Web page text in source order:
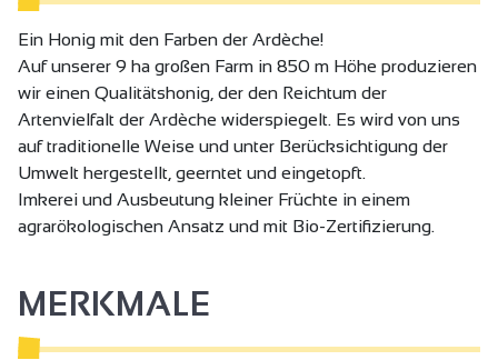
Ein Honig mit den Farben der Ardèche!
Auf unserer 9 ha großen Farm in 850 m Höhe produzieren
wir einen Qualitätshonig, der den Reichtum der
Artenvielfalt der Ardèche widerspiegelt. Es wird von uns
auf traditionelle Weise und unter Berücksichtigung der
Umwelt hergestellt, geerntet und eingetopft.
Imkerei und Ausbeutung kleiner Früchte in einem
agrarökologischen Ansatz und mit Bio-Zertifizierung.
MERKMALE